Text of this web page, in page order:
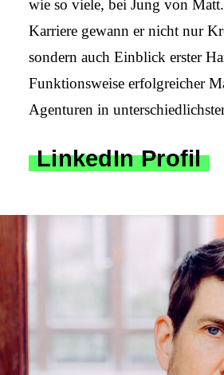
wie so viele, bei Jung von
Karriere gewann er nicht nur
sondern auch Einblick erster
Funktions­weise erfolgreicher
Agenturen in
LinkedIn Profil